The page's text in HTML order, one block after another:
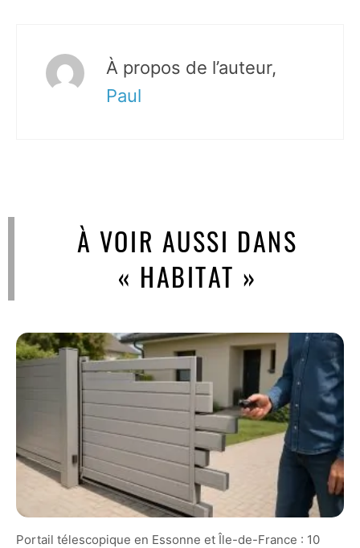
À propos de l’auteur,
Paul
À VOIR AUSSI DANS
« HABITAT »
Portail télescopique en Essonne et Île-de-France : 10